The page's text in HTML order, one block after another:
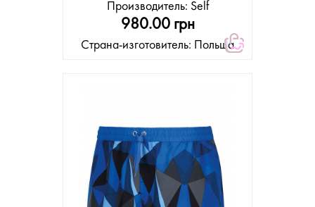
Производитель: Self
980.00 грн
Страна-изготовитель: Польша